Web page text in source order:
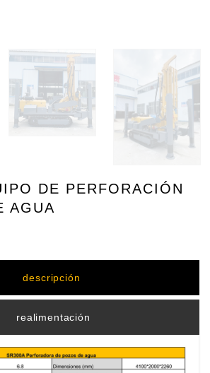
DE PERFORACIÓN
AGUA
descripción
realimentación